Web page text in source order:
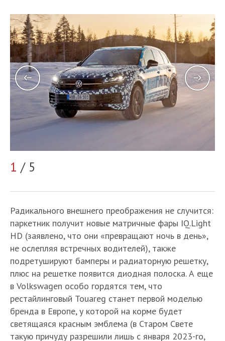
1 / 5
Радикального внешнего преображения не случится:
паркетник получит новые матричные фары IQ.Light
HD (заявлено, что они «превращают ночь в день»,
не ослепляя встречных водителей), также
подретушируют бамперы и радиаторную решетку,
плюс на решетке появится диодная полоска. А еще
в Volkswagen особо гордятся тем, что
рестайлинговый Touareg станет первой моделью
бренда в Европе, у которой на корме будет
светящаяся красным эмблема (в Старом Свете
такую причуду разрешили лишь с января 2023-го,